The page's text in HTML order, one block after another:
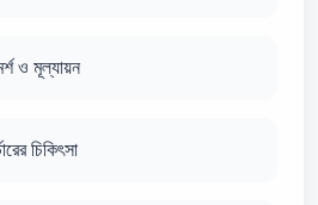
ও মূল্যায়ন
চিকিৎসা